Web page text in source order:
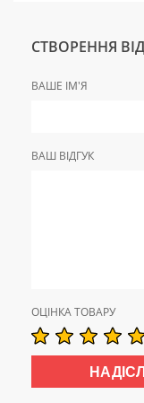
СТВОРЕННЯ
ВАШЕ ІМ'Я
ВАШ ВІДГУК
ОЦІНКА ТОВАРУ